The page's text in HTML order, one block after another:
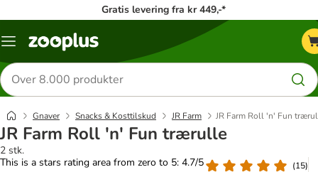
Gratis levering fra kr 449,-*
Menu
Søg
efter
produkter
Gnaver Snacks & Kosttilskud JR Farm JR Farm Roll 'n' Fun
JR Farm Roll 'n' Fun trærulle
2 stk.
This is a stars rating area from zero to 5: 4.7/5
(15)